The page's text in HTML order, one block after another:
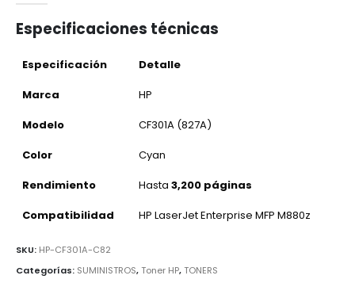
Especificaciones técnicas
Especificación
Detalle
Marca
HP
Modelo
CF301A (827A)
Color
Cyan
Rendimiento
Hasta 3,200 páginas
Compatibilidad
HP LaserJet Enterprise MFP M880z
SKU: HP-CF301A-C82
Categorías: SUMINISTROS,Toner HP,TONERS